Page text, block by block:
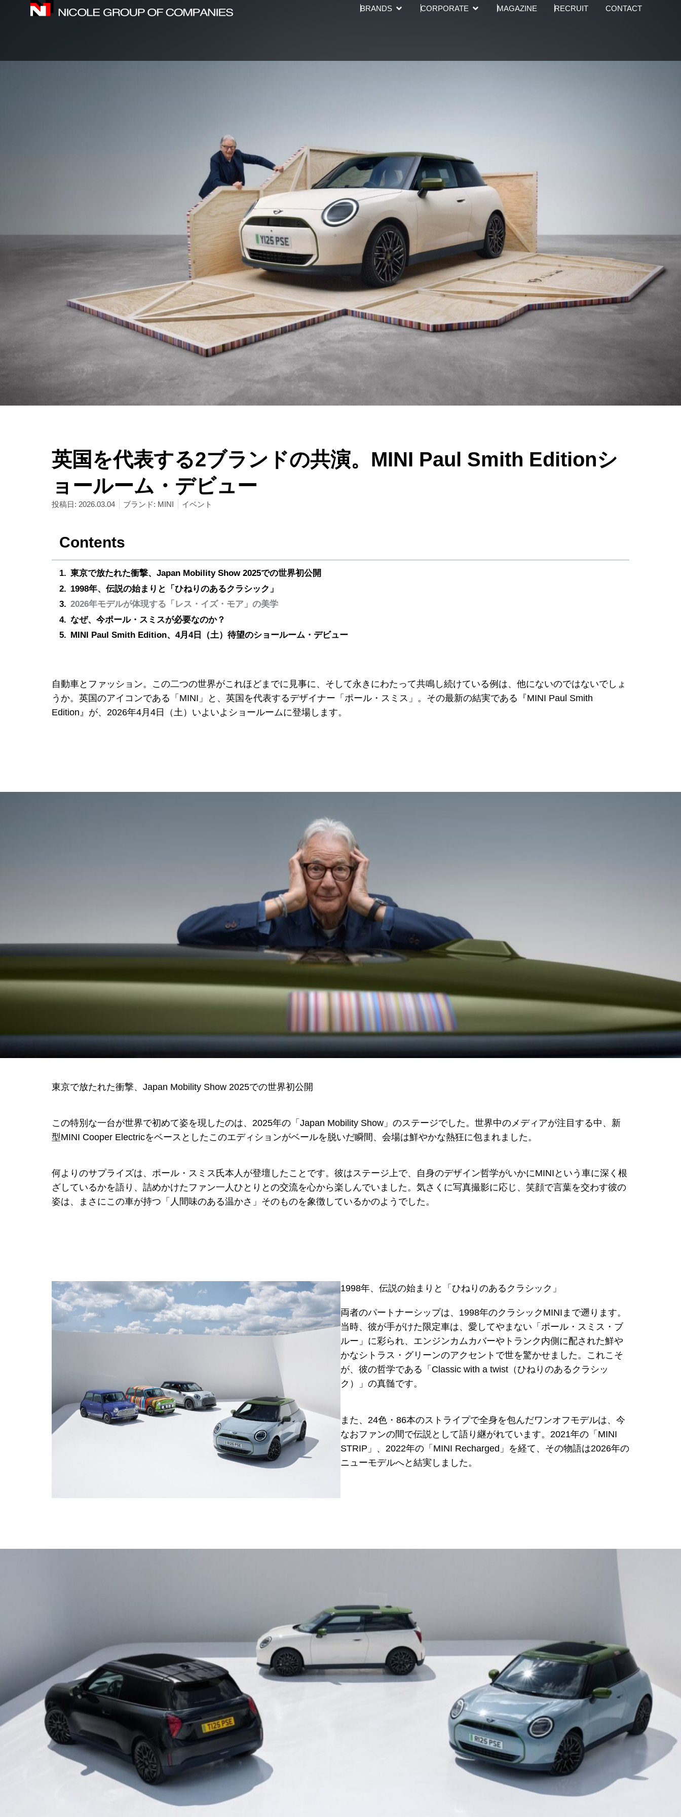
キ
BRANDS Open BRANDS
CORPORATE Open CORPORATE
MAGAZINE RECRUIT CONTACT
英国を代表する2ブランドの共演。MINI Paul Smith Editionシ
ョールーム・デビュー
投稿日: 2026.03.04 ブランド: MINI イベント
Contents
東京で放たれた衝撃、Japan Mobility Show 2025での世界初公開
1998年、伝説の始まりと「ひねりのあるクラシック」
2026年モデルが体現する「レス・イズ・モア」の美学
なぜ、今ポール・スミスが必要なのか？
MINI Paul Smith Edition、4月4日（土）待望のショールーム・デビュー
自動車とファッション。この二つの世界がこれほどまでに見事に、そして永きにわたって共鳴し続けている例は、他にないのではないでしょ
うか。英国のアイコンである「MINI」と、英国を代表するデザイナー「ポール・スミス」。その最新の結実である『MINI Paul Smith
Edition』が、2026年4月4日（土）いよいよショールームに登場します。
東京で放たれた衝撃、Japan Mobility Show 2025での世界初公開
この特別な一台が世界で初めて姿を現したのは、2025年の「Japan Mobility Show」のステージでした。世界中のメディアが注目する中、新
型MINI Cooper Electricをベースとしたこのエディションがベールを脱いだ瞬間、会場は鮮やかな熱狂に包まれました。
何よりのサプライズは、ポール・スミス氏本人が登壇したことです。彼はステージ上で、自身のデザイン哲学がいかにMINIという車に深く根
ざしているかを語り、詰めかけたファン一人ひとりとの交流を心から楽しんでいました。気さくに写真撮影に応じ、笑顔で言葉を交わす彼の
姿は、まさにこの車が持つ「人間味のある温かさ」そのものを象徴しているかのようでした。
1998年、伝説の始まりと「ひねりのあるクラシック」
両者のパートナーシップは、1998年のクラシックMINIまで遡ります。
当時、彼が手がけた限定車は、愛してやまない「ポール・スミス・ブ
ルー」に彩られ、エンジンカムカバーやトランク内側に配された鮮や
かなシトラス・グリーンのアクセントで世を驚かせました。これこそ
が、彼の哲学である「Classic with a twist（ひねりのあるクラシッ
ク）」の真髄です。
また、24色・86本のストライプで全身を包んだワンオフモデルは、今
なおファンの間で伝説として語り継がれています。2021年の「MINI
STRIP」、2022年の「MINI Recharged」を経て、その物語は2026年の
ニューモデルへと結実しました。